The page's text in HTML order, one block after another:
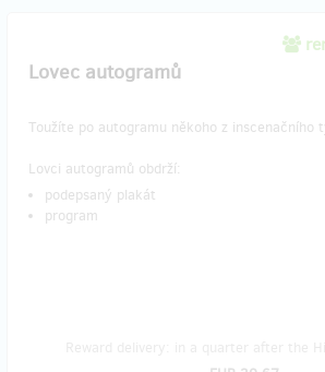
Lovec autogramů
Toužíte po autogramu někoho z inscenačního
Lovci autogramů obdrží:
podepsaný plakát
program